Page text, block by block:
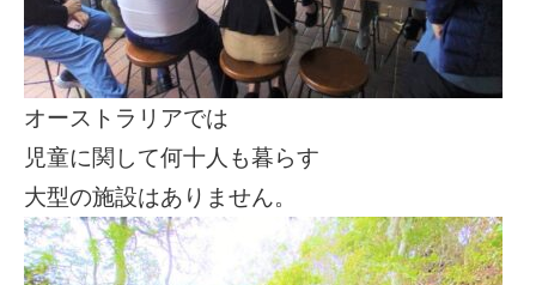
オーストラリアでは
児童に関して何十人も暮らす
大型の施設はありません。